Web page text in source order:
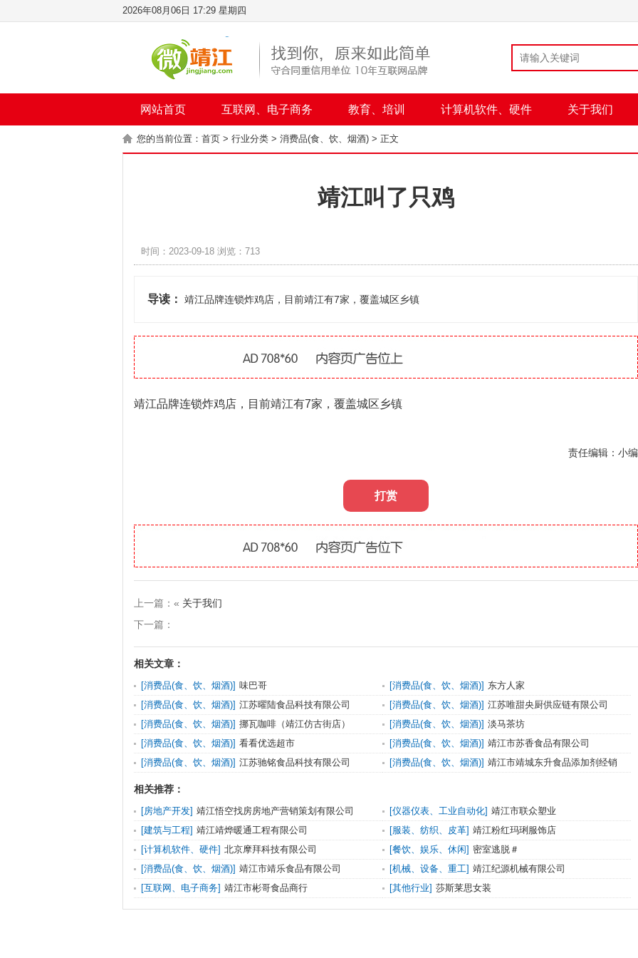
2026年08月06日 17:29 星期四
网站首页 互联网、电子商务 教育、培训 计算机软件、硬件 关于我们
您的当前位置： 首页 > 行业分类 > 消费品(食、饮、烟酒) > 正文
靖江叫了只鸡
时间：2023-09-18 浏览：713
导读： 靖江品牌连锁炸鸡店，目前靖江有7家，覆盖城区乡镇
靖江品牌连锁炸鸡店，目前靖江有7家，覆盖城区乡镇
责任编辑：小编
打赏
上一篇：« 关于我们
下一篇：
相关文章：
[消费品(食、饮、烟酒)] 味巴哥 [消费品(食、饮、烟酒)] 东方人家
[消费品(食、饮、烟酒)] 江苏曜陆食品科技有限公司 [消费品(食、饮、烟酒)] 江苏唯甜央厨供应链有限公司
[消费品(食、饮、烟酒)] 挪瓦咖啡（靖江仿古街店） [消费品(食、饮、烟酒)] 淡马茶坊
[消费品(食、饮、烟酒)] 看看优选超市 [消费品(食、饮、烟酒)] 靖江市苏香食品有限公司
[消费品(食、饮、烟酒)] 江苏驰铭食品科技有限公司 [消费品(食、饮、烟酒)] 靖江市靖城东升食品添加剂经销
相关推荐：
[房地产开发] 靖江悟空找房房地产营销策划有限公司 [仪器仪表、工业自动化] 靖江市联众塑业
[建筑与工程] 靖江靖烨暖通工程有限公司 [服装、纺织、皮革] 靖江粉红玛琍服饰店
[计算机软件、硬件] 北京摩拜科技有限公司 [餐饮、娱乐、休闲] 密室逃脱＃
[消费品(食、饮、烟酒)] 靖江市靖乐食品有限公司 [机械、设备、重工] 靖江纪源机械有限公司
[互联网、电子商务] 靖江市彬哥食品商行 [其他行业] 莎斯莱思女装